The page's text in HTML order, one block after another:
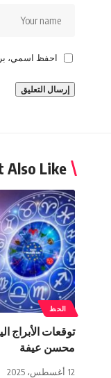
احفظ اسمي،
Also Like
الحظ
محسن عيفة
12 أغسطس، 2025